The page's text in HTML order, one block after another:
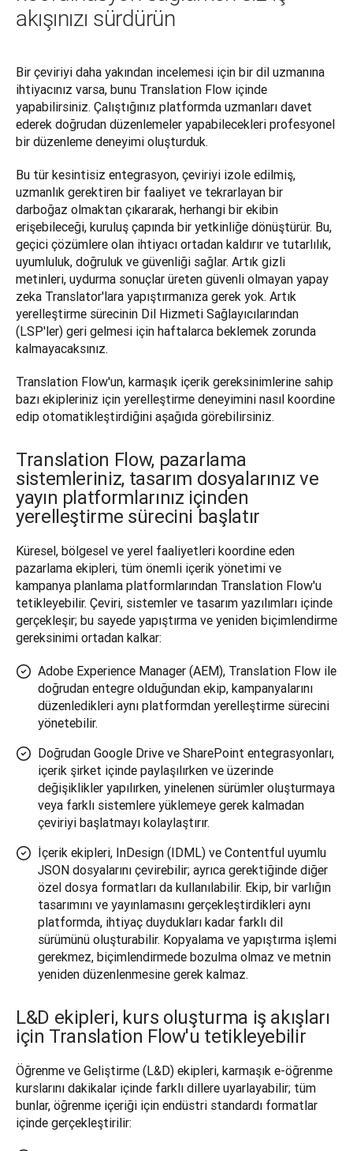
akışınızı sürdürün
Bir çeviriyi daha yakından incelemesi için bir dil uzmanına
ihtiyacınız varsa, bunu Translation Flow içinde
yapabilirsiniz. Çalıştığınız platformda uzmanları davet
ederek doğrudan düzenlemeler yapabilecekleri profesyonel
bir düzenleme deneyimi oluşturduk.
Bu tür kesintisiz entegrasyon, çeviriyi izole edilmiş,
uzmanlık gerektiren bir faaliyet ve tekrarlayan bir
darboğaz olmaktan çıkararak, herhangi bir ekibin
erişebileceği, kuruluş çapında bir yetkinliğe dönüştürür. Bu,
geçici çözümlere olan ihtiyacı ortadan kaldırır ve tutarlılık,
uyumluluk, doğruluk ve güvenliği sağlar. Artık gizli
metinleri, uydurma sonuçlar üreten güvenli olmayan yapay
zeka Translator'lara yapıştırmanıza gerek yok. Artık
yerelleştirme sürecinin Dil Hizmeti Sağlayıcılarından
(LSP'ler) geri gelmesi için haftalarca beklemek zorunda
kalmayacaksınız.
Translation Flow'un, karmaşık içerik gereksinimlerine sahip
bazı ekipleriniz için yerelleştirme deneyimini nasıl koordine
edip otomatikleştirdiğini aşağıda görebilirsiniz.
Translation Flow, pazarlama
sistemleriniz, tasarım dosyalarınız ve
yayın platformlarınız içinden
yerelleştirme sürecini başlatır
Küresel, bölgesel ve yerel faaliyetleri koordine eden
pazarlama ekipleri, tüm önemli içerik yönetimi ve
kampanya planlama platformlarından Translation Flow'u
tetikleyebilir. Çeviri, sistemler ve tasarım yazılımları içinde
gerçekleşir; bu sayede yapıştırma ve yeniden biçimlendirme
gereksinimi ortadan kalkar:
Adobe Experience Manager (AEM), Translation Flow ile
doğrudan entegre olduğundan ekip, kampanyalarını
düzenledikleri aynı platformdan yerelleştirme sürecini
yönetebilir.
Doğrudan Google Drive ve SharePoint entegrasyonları,
içerik şirket içinde paylaşılırken ve üzerinde
değişiklikler yapılırken, yinelenen sürümler oluşturmaya
veya farklı sistemlere yüklemeye gerek kalmadan
çeviriyi başlatmayı kolaylaştırır.
İçerik ekipleri, InDesign (IDML) ve Contentful uyumlu
JSON dosyalarını çevirebilir; ayrıca gerektiğinde diğer
özel dosya formatları da kullanılabilir. Ekip, bir varlığın
tasarımını ve yayınlamasını gerçekleştirdikleri aynı
platformda, ihtiyaç duydukları kadar farklı dil
sürümünü oluşturabilir. Kopyalama ve yapıştırma işlemi
gerekmez, biçimlendirmede bozulma olmaz ve metnin
yeniden düzenlenmesine gerek kalmaz.
L&D ekipleri, kurs oluşturma iş akışları
için Translation Flow'u tetikleyebilir
Öğrenme ve Geliştirme (L&D) ekipleri, karmaşık e-öğrenme
kurslarını dakikalar içinde farklı dillere uyarlayabilir; tüm
bunlar, öğrenme içeriği için endüstri standardı formatlar
içinde gerçekleştirilir: